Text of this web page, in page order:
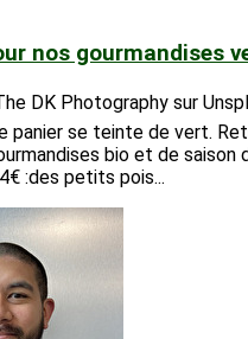
nos gourmandises
DK Photography sur
panier se teinte de vert.
bio et de saison
:des petits pois...